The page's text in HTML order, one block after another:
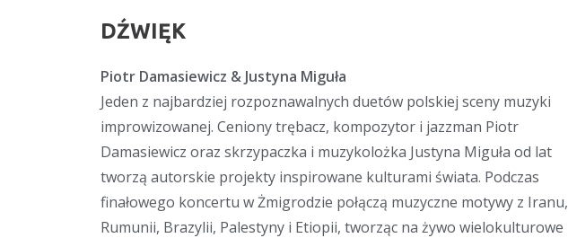
DŹWIĘK
Piotr Damasiewicz & Justyna Miguła
Jeden z najbardziej rozpoznawalnych duetów polskiej sceny muzyki
improwizowanej. Ceniony trębacz, kompozytor i jazzman Piotr
Damasiewicz oraz skrzypaczka i muzykolożka Justyna Miguła od lat
tworzą autorskie projekty inspirowane kulturami świata. Podczas
finałowego koncertu w Żmigrodzie połączą muzyczne motywy z Iranu,
Rumunii, Brazylii, Palestyny i Etiopii, tworząc na żywo wielokulturowe